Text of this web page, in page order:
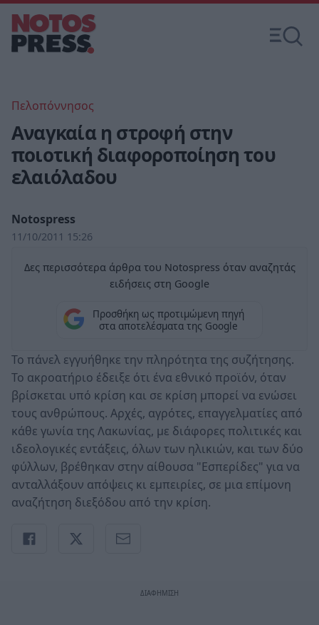
Πελοπόννησος
Αναγκαία η στροφή στην
ποιοτική διαφοροποίηση του
ελαιόλαδου
Notospress
11/10/2011 15:26
Δες περισσότερα άρθρα του Notospress όταν αναζητάς
ειδήσεις στη Google
Προσθήκη ως προτιμώμενη πηγή
στα αποτελέσματα της Google
Το πάνελ εγγυήθηκε την πληρότητα της συζήτησης.
Το ακροατήριο έδειξε ότι ένα εθνικό προϊόν, όταν
βρίσκεται υπό κρίση και σε κρίση μπορεί να ενώσει
τους ανθρώπους. Αρχές, αγρότες, επαγγελματίες από
κάθε γωνία της Λακωνίας, με διάφορες πολιτικές και
ιδεολογικές εντάξεις, όλων των ηλικιών, και των δύο
φύλλων, βρέθηκαν στην αίθουσα "Εσπερίδες" για να
ανταλλάξουν απόψεις κι εμπειρίες, σε μια επίμονη
αναζήτηση διεξόδου από την κρίση.